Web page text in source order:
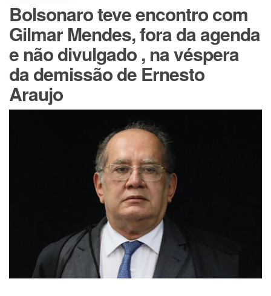
Bolsonaro teve encontro com
Gilmar Mendes, fora da agenda
e não divulgado , na véspera
da demissão de Ernesto
Araujo